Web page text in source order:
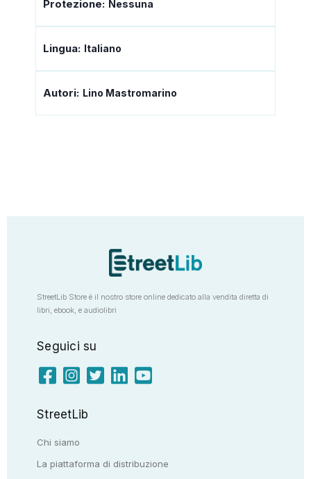
Protezione: Nessuna
Lingua: Italiano
Autori: Lino Mastromarino
StreetLib Store è il nostro store online dedicato alla vendita diretta di
libri, ebook, e audiolibri
Seguici su
StreetLib
Chi siamo
La piattaforma di distribuzione